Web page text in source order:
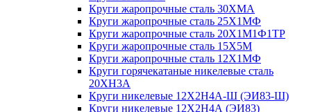
Круги жаропрочные сталь 30ХМА
Круги жаропрочные сталь 25Х1МФ
Круги жаропрочные сталь 20Х1М1Ф1ТР
Круги жаропрочные сталь 15Х5М
Круги жаропрочные сталь 12Х1МФ
Круги горячекатаные никелевые сталь
20ХН3А
Круги никелевые 12Х2Н4А-Ш (ЭИ83-Ш)
Круги никелевые 12Х2Н4А (ЭИ83)